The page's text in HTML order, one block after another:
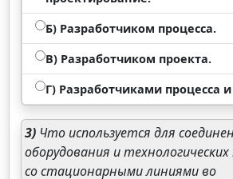
Б) Разработчиком процесса.
В) Разработчиком проекта.
Г) Разработчиками процесса
3) Что используется для
оборудования и
со стационарными линиями во